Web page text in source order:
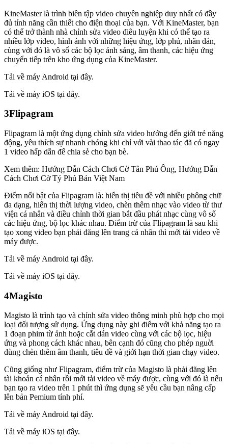
KineMaster là trình biên tập video chuyên nghiệp duy nhất có đầy
đủ tính năng cần thiết cho điện thoại của bạn. Với KineMaster, bạn
có thể trở thành nhà chỉnh sửa video điêu luyện khi có thể tạo ra
nhiều lớp video, hình ảnh với những hiệu ứng, lớp phủ, nhãn dán,
cùng với đó là vô số các bộ lọc ánh sáng, âm thanh, các hiệu ứng
chuyển tiếp trên kho ứng dụng của KineMaster.
Tải về máy Android tại đây.
Tải về máy iOS tại đây.
3Flipagram
Flipagram là một ứng dụng chỉnh sửa video hướng đến giới trẻ năng
động, yêu thích sự nhanh chóng khi chỉ với vài thao tác đã có ngay
1 video hấp dẫn để chia sẻ cho bạn bè.
Xem thêm: Hướng Dẫn Cách Chơi Cờ Tân Phú Ông, Hướng Dẫn
Cách Chơi Cờ Tỷ Phú Bản Việt Nam
Điểm nổi bật của Flipagram là: hiển thị tiêu đề với nhiều phông chữ
đa dạng, hiển thị thời lượng video, chèn thêm nhạc vào video từ thư
viện cá nhân và điều chỉnh thời gian bắt đầu phát nhạc cùng vô số
các hiệu ứng, bộ lọc khác nhau. Điểm trừ của Flipagram là sau khi
tạo xong video bạn phải đăng lên trang cá nhân thì mới tải video về
máy được.
Tải về máy Android tại đây.
Tải về máy iOS tại đây.
4Magisto
Magisto là trình tạo và chỉnh sửa video thông minh phù hợp cho mọi
loại đối tượng sử dụng. Ứng dụng này ghi điểm với khả năng tạo ra
1 đoạn phim từ ảnh hoặc cắt dán video cùng với các bộ lọc, hiệu
ứng và phong cách khác nhau, bên cạnh đó cũng cho phép nguời
dùng chèn thêm âm thanh, tiêu đề và giới hạn thời gian chạy video.
Cũng giống như Flipagram, điểm trừ của Magisto là phải đăng lên
tài khoản cá nhân rồi mới tải video về máy được, cùng với đó là nếu
bạn tạo ra video trên 1 phút thì ứng dụng sẽ yêu cầu bạn nâng cấp
lên bản Pemium tính phí.
Tải về máy Android tại đây.
Tải về máy iOS tại đây.